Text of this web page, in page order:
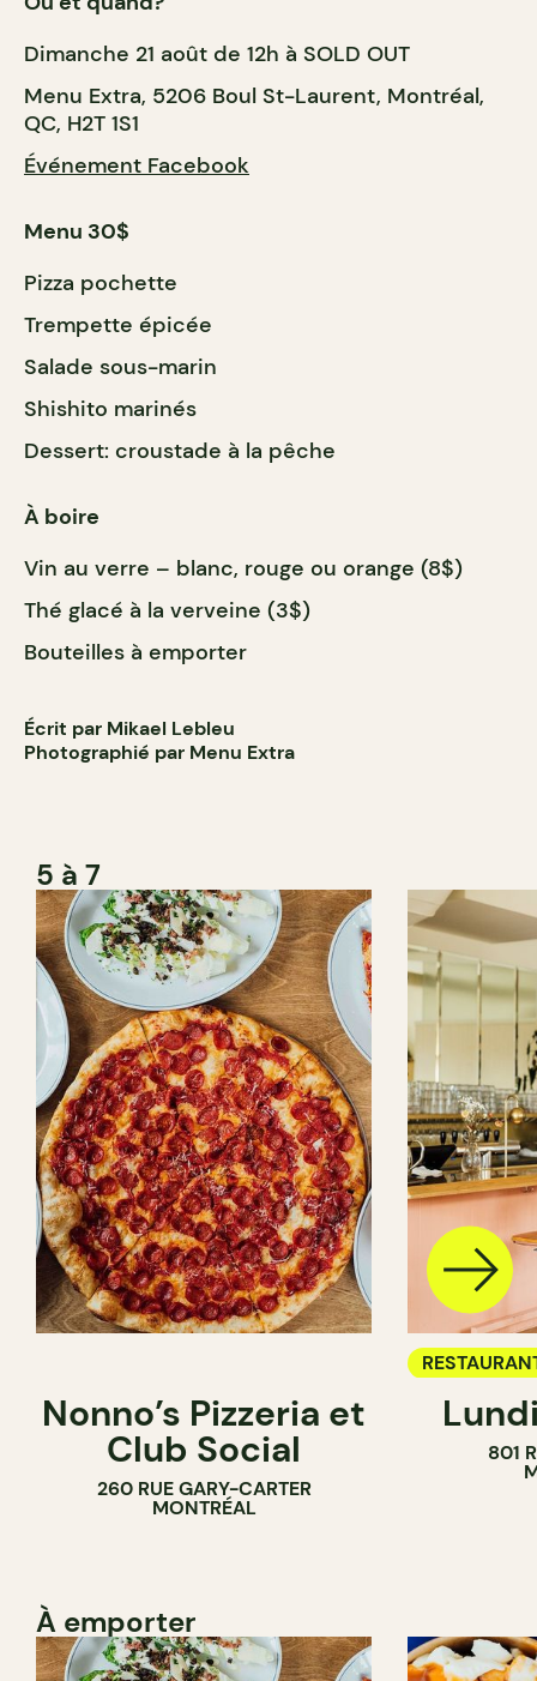
Dimanche 21 août de 12h à SOLD OUT
Menu Extra, 5206 Boul St-Laurent, Montréal,
QC, H2T 1S1
Événement Facebook
Menu 30$
Pizza pochette
Trempette épicée
Salade sous-marin
Shishito marinés
Dessert: croustade à la pêche
À boire
Vin au verre – blanc, rouge ou orange (8$)
Thé glacé à la verveine (3$)
Bouteilles à emporter
Écrit par Mikael Lebleu
Photographié par Menu Extra
5 à 7
Nonno’s Pizzeria et
Club Social
260 RUE GARY-CARTER
MONTRÉAL
BAR À VIN
801
À emporter